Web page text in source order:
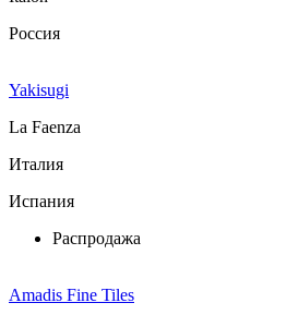
Россия
Yakisugi
La Faenza
Италия
Испания
Распродажа
Amadis Fine Tiles